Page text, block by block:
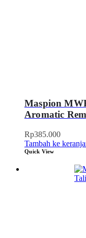
Maspion
Aromatic
Rp385.000
Tambah ke
Quick View